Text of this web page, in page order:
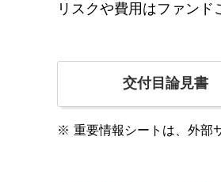
リスクや費用はファンド
交付目論見書
※ 重要情報シートは、外部